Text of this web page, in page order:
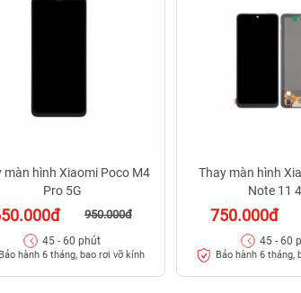
màn hình Xiaomi Poco M4
Pro 5G
950.000đ
45 - 60 phút
Bảo hành 6 tháng, bao rơi vỡ kính
Thay màn hình
Note 11
750.000đ
45 - 60
Bảo hành 6 tháng,